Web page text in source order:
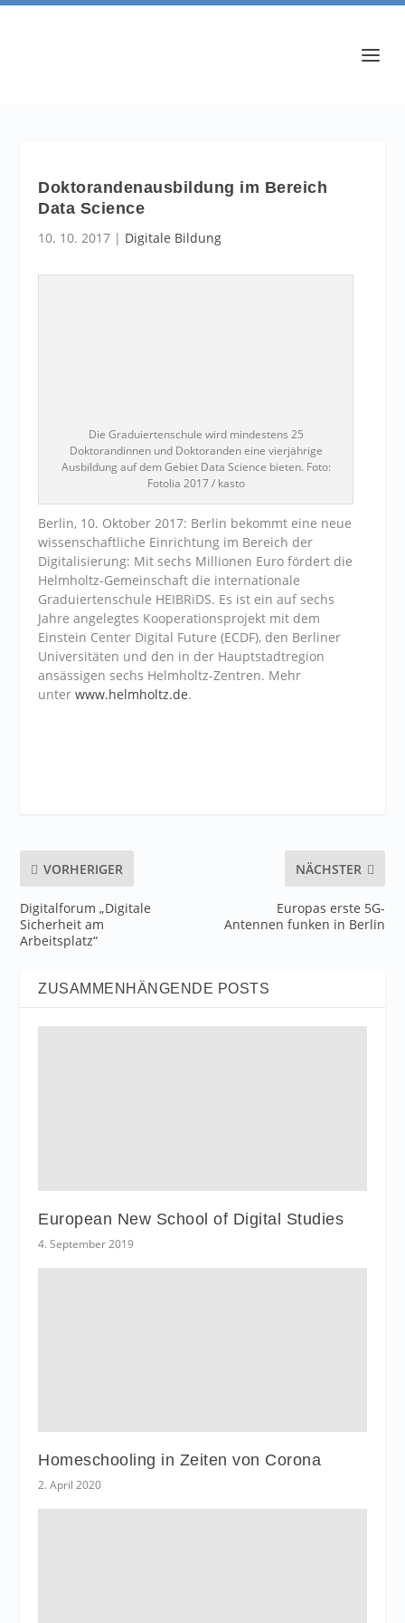
Doktorandenausbildung im Bereich
Data Science
10. 10. 2017 | Digitale Bildung
Die Graduiertenschule wird mindestens 25
Doktorandinnen und Doktoranden eine vierjährige
Ausbildung auf dem Gebiet Data Science bieten. Foto:
Fotolia 2017 / kasto
Berlin, 10. Oktober 2017: Berlin bekommt eine neue
wissenschaftliche Einrichtung im Bereich der
Digitalisierung: Mit sechs Millionen Euro fördert die
Helmholtz-Gemeinschaft die internationale
Graduiertenschule HEIBRiDS. Es ist ein auf sechs
Jahre angelegtes Kooperationsprojekt mit dem
Einstein Center Digital Future (ECDF), den Berliner
Universitäten und den in der Hauptstadtregion
ansässigen sechs Helmholtz-Zentren. Mehr
unterwww.helmholtz.de.
VORHERIGER
Digitalforum „Digitale
Sicherheit am
Arbeitsplatz“
NÄCHSTER
Europas erste 5G-
Antennen funken in Berlin
ZUSAMMENHÄNGENDE POSTS
European New School of Digital Studies
4. September 2019
Homeschooling in Zeiten von Corona
2. April 2020